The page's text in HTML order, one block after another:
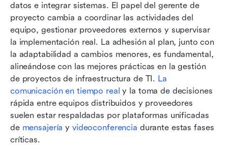
datos e integrar sistemas. El papel del gerente de
proyecto cambia a coordinar las actividades del
equipo, gestionar proveedores externos y supervisar
la implementación real. La adhesión al plan, junto con
la adaptabilidad a cambios menores, es fundamental,
alineándose con las mejores prácticas en la gestión
de proyectos de infraestructura de TI. La
comunicación en tiempo real y la toma de decisiones
rápida entre equipos distribuidos y proveedores
suelen estar respaldadas por plataformas unificadas
de mensajería y videoconferencia durante estas fases
críticas.